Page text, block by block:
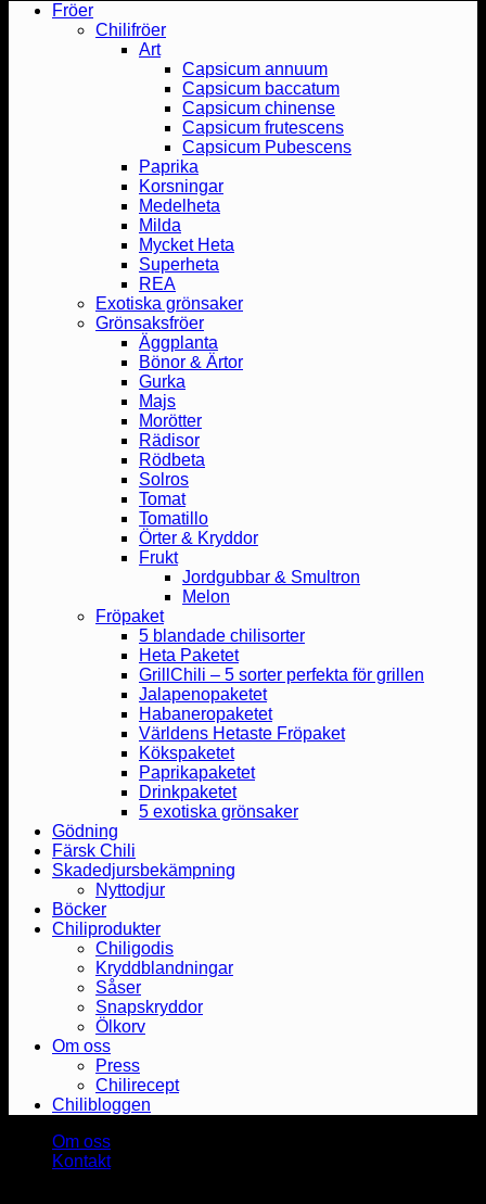
Fröer
Chilifröer
Art
Capsicum annuum
Capsicum baccatum
Capsicum chinense
Capsicum frutescens
Capsicum Pubescens
Paprika
Korsningar
Medelheta
Milda
Mycket Heta
Superheta
REA
Exotiska grönsaker
Grönsaksfröer
Äggplanta
Bönor & Ärtor
Gurka
Majs
Morötter
Rädisor
Rödbeta
Solros
Tomat
Tomatillo
Örter & Kryddor
Frukt
Jordgubbar & Smultron
Melon
Fröpaket
5 blandade chilisorter
Heta Paketet
GrillChili – 5 sorter perfekta för grillen
Jalapenopaketet
Habaneropaketet
Världens Hetaste Fröpaket
Kökspaketet
Paprikapaketet
Drinkpaketet
5 exotiska grönsaker
Gödning
Färsk Chili
Skadedjursbekämpning
Nyttodjur
Böcker
Chiliprodukter
Chiligodis
Kryddblandningar
Såser
Snapskryddor
Ölkorv
Om oss
Press
Chilirecept
Chilibloggen
Om oss
Kontakt